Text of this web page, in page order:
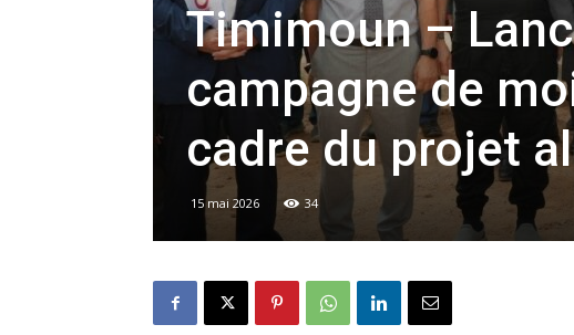
Timimoun –
campagne de
cadre du projet
15 mai 2026 34